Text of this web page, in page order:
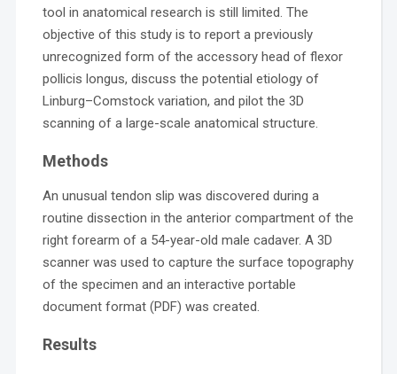
tool in anatomical research is still limited. The
objective of this study is to report a previously
unrecognized form of the accessory head of flexor
pollicis longus, discuss the potential etiology of
Linburg–Comstock variation, and pilot the 3D
scanning of a large-scale anatomical structure.
Methods
An unusual tendon slip was discovered during a
routine dissection in the anterior compartment of the
right forearm of a 54-year-old male cadaver. A 3D
scanner was used to capture the surface topography
of the specimen and an interactive portable
document format (PDF) was created.
Results